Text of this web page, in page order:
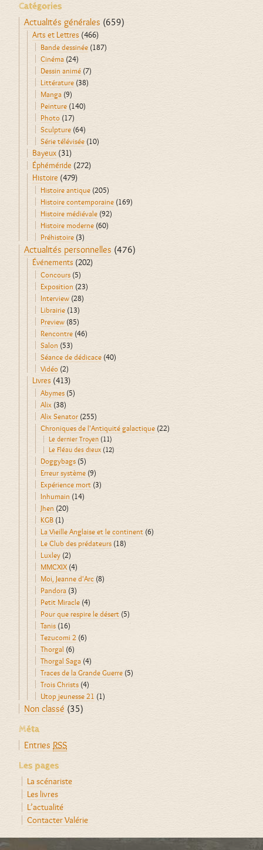
Catégories
Actualités générales (659)
Arts et Lettres (466)
Bande dessinée (187)
Cinéma (24)
Dessin animé (7)
Littérature (38)
Manga (9)
Peinture (140)
Photo (17)
Sculpture (64)
Série télévisée (10)
Bayeux (31)
Éphéméride (272)
Histoire (479)
Histoire antique (205)
Histoire contemporaine (169)
Histoire médiévale (92)
Histoire moderne (60)
Préhistoire (3)
Actualités personnelles (476)
Événements (202)
Concours (5)
Exposition (23)
Interview (28)
Librairie (13)
Preview (85)
Rencontre (46)
Salon (53)
Séance de dédicace (40)
Vidéo (2)
Livres (413)
Abymes (5)
Alix (38)
Alix Senator (255)
Chroniques de l'Antiquité galactique (22)
Le dernier Troyen (11)
Le Fléau des dieux (12)
Doggybags (5)
Erreur système (9)
Expérience mort (3)
Inhumain (14)
Jhen (20)
KGB (1)
La Vieille Anglaise et le continent (6)
Le Club des prédateurs (18)
Luxley (2)
MMCXIX(4)
Moi, Jeanne d'Arc (8)
Pandora (3)
Petit Miracle (4)
Pour que respire le désert (5)
Tanis (16)
Tezucomi 2 (6)
Thorgal (6)
Thorgal Saga (4)
Traces de la Grande Guerre (5)
Trois Christs (4)
Utop jeunesse 21 (1)
Non classé (35)
Méta
Entries RSS
Les pages
La scénariste
Les livres
L’actualité
Contacter Valérie